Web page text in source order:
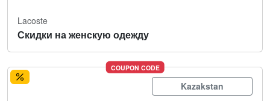
Lacoste
Скидки на женскую одежду
COUPON CODE
Kazakstan